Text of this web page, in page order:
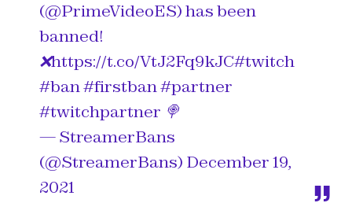
(@PrimeVideoES) has been
banned!
❌https://t.co/VtJ2Fq9kJC#twitch
#ban#firstban#partner
#twitchpartner 🍭
— StreamerBans
(@StreamerBans) December 19,
2021